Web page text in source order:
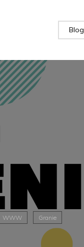
Blog
WWW Granie